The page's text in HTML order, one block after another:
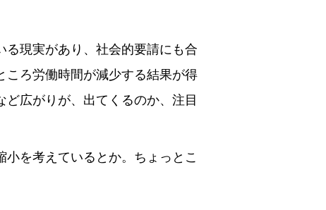
現実があり、社会的要請にも合
ころ労働時間が減少する結果が得
広がりが、出てくるのか、注目
を考えているとか。ちょっとこ